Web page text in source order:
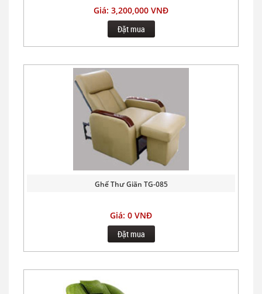
Giá: 3,200,000 VNĐ
Đặt mua
Ghế Thư Giãn TG-085
Giá: 0 VNĐ
Đặt mua